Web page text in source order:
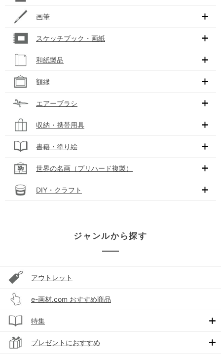
画筆
スケッチブック・画紙
和紙製品
額縁
エアーブラシ
収納・携帯用具
書籍・塗り絵
世界の名画（プリハード複製）
DIY・クラフト
ジャンルから探す
アウトレット
e-画材.com おすすめ商品
特集
プレゼントにおすすめ